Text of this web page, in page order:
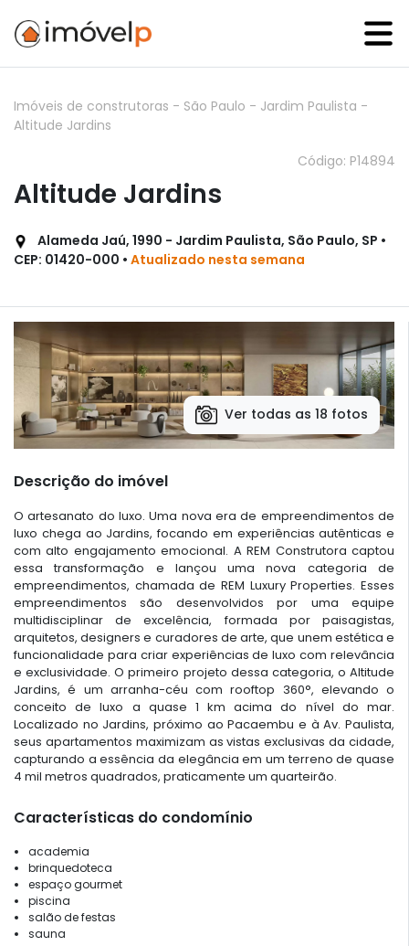
Imóveis de construtoras - São Paulo - Jardim Paulista -
Altitude Jardins
Código: P14894
Altitude Jardins
Alameda Jaú, 1990 - Jardim Paulista, São Paulo, SP •
CEP: 01420-000 • Atualizado nesta semana
Ver todas as 18 fotos
Descrição do imóvel
O artesanato do luxo. Uma nova era de empreendimentos de
luxo chega ao Jardins, focando em experiências autênticas e
com alto engajamento emocional. A REM Construtora captou
essa transformação e lançou uma nova categoria de
empreendimentos, chamada de REM Luxury Properties. Esses
empreendimentos são desenvolvidos por uma equipe
multidisciplinar de excelência, formada por paisagistas,
arquitetos, designers e curadores de arte, que unem estética e
funcionalidade para criar experiências de luxo com relevância
e exclusividade. O primeiro projeto dessa categoria, o Altitude
Jardins, é um arranha-céu com rooftop 360°, elevando o
conceito de luxo a quase 1 km acima do nível do mar.
Localizado no Jardins, próximo ao Pacaembu e à Av. Paulista,
seus apartamentos maximizam as vistas exclusivas da cidade,
capturando a essência da elegância em um terreno de quase
4 mil metros quadrados, praticamente um quarteirão.
Características do condomínio
academia
brinquedoteca
espaço gourmet
piscina
salão de festas
sauna